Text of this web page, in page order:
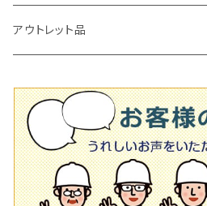
その他
タイル針
タイル針
その他
ビス穴付き
通常品
オフセットタイプ（ハットタイプ
150ｍｍ（6インチ）
205ｍｍ（8インチ）
230mm（9インチ）
125mm（5インチ）
180mm（7インチ）
205mm（8インチ）
105mm（4インチ）
150ｍｍ（6インチ）
180ｍｍ（7インチ）
アウトレット品